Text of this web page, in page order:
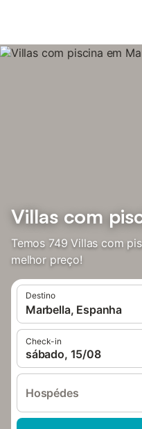
Villas com
Temos 749 Villas com
melhor preço!
Destino
Marbella, Espanha
Check-in
sábado, 15/08
Hospédes